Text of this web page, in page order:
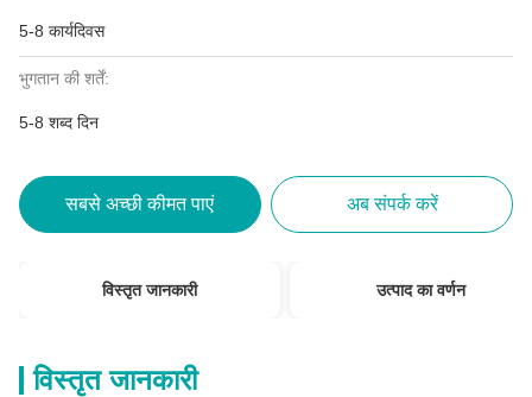
5-8 कार्यदिवस
भुगतान की शर्तें:
5-8 शब्द दिन
सबसे अच्छी कीमत पाएं अब संपर्क करें
विस्तृत जानकारी उत्पाद का वर्णन
विस्तृत जानकारी